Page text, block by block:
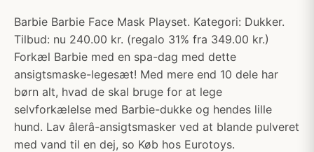
Barbie Barbie Face Mask Playset. Kategori: Dukker.
Tilbud: nu 240.00 kr. (regalo 31% fra 349.00 kr.)
Forkæl Barbie med en spa-dag med dette
ansigtsmaske-legesæt! Med mere end 10 dele har
børn alt, hvad de skal bruge for at lege
selvforkælelse med Barbie-dukke og hendes lille
hund. Lav âlerâ-ansigtsmasker ved at blande pulveret
med vand til en dej, so Køb hos Eurotoys.